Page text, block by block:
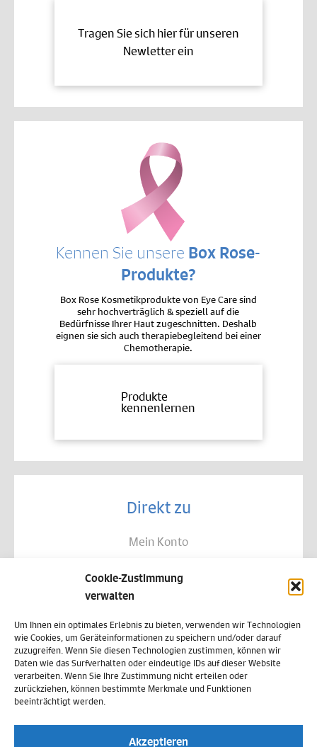
Cookie-Zustimmung
verwalten
Um Ihnen ein optimales Erlebnis zu bieten, verwenden wir Technologien
wie Cookies, um Geräteinformationen zu speichern und/oder darauf
zuzugreifen. Wenn Sie diesen Technologien zustimmen, können wir
Daten wie das Surfverhalten oder eindeutige IDs auf dieser Website
verarbeiten. Wenn Sie Ihre Zustimmung nicht erteilen oder
zurückziehen, können bestimmte Merkmale und Funktionen
beeinträchtigt werden.
Akzeptieren
Tragen Sie sich hier für unseren
Newletter ein
Kennen Sie unsere Box Rose-
Produkte?
Box Rose Kosmetikprodukte von Eye Care sind
sehr hochverträglich & speziell auf die
Bedürfnisse Ihrer Haut zugeschnitten. Deshalb
eignen sie sich auch therapiebegleitend bei einer
Chemotherapie.
Produkte
kennenlernen
Direkt zu
Mein Konto
Allgemeine Geschäftsbedingungen
Widerruf
Zahlungsweisen
Versand & Lieferung
Cookie-Richtlinie (EU)